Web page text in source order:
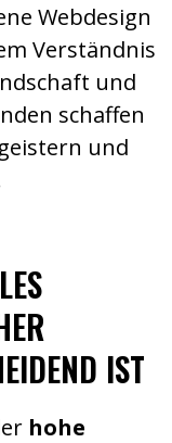
Webdesign
Verständnis
und
schaffen
und
IST
hohe